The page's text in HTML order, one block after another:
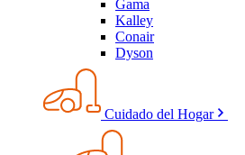
Gama
Kalley
Conair
Dyson
Cuidado del Hogar